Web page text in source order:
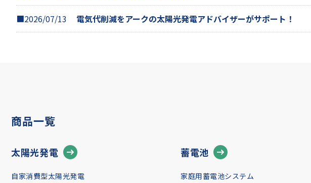
■2026/07/13 電気代削減をアークの太陽光発電アドバイザーがサポート！
商品一覧
太陽光発電
自家消費型太陽光発電
蓄電池
家庭用蓄電池システム